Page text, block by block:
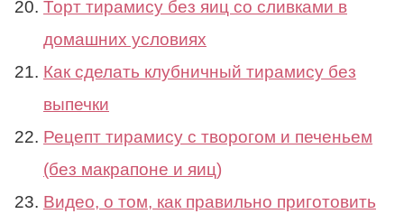
Торт тирамису без яиц со сливками в
домашних условиях
Как сделать клубничный тирамису без
выпечки
Рецепт тирамису с творогом и печеньем
(без макрапоне и яиц)
Видео, о том, как правильно приготовить